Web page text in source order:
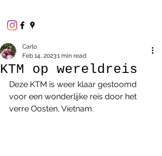
KTM op wereldreis
Carlo
Feb 14, 20231 min read
Deze KTM is weer klaar gestoomd
voor een wonderlijke reis door het
verre Oosten, Vietnam.